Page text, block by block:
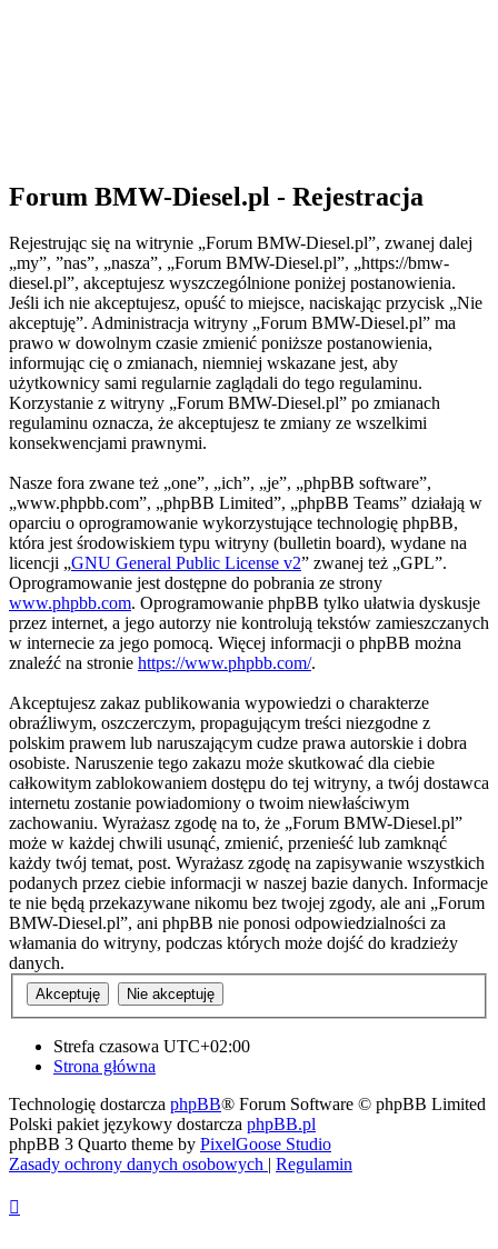
Forum BMW-Diesel.pl - Rejestracja
Rejestrując się na witrynie „Forum BMW-Diesel.pl”, zwanej dalej
„my”, ”nas”, „nasza”, „Forum BMW-Diesel.pl”, „https://bmw-
diesel.pl”, akceptujesz wyszczególnione poniżej postanowienia.
Jeśli ich nie akceptujesz, opuść to miejsce, naciskając przycisk „Nie
akceptuję”. Administracja witryny „Forum BMW-Diesel.pl” ma
prawo w dowolnym czasie zmienić poniższe postanowienia,
informując cię o zmianach, niemniej wskazane jest, aby
użytkownicy sami regularnie zaglądali do tego regulaminu.
Korzystanie z witryny „Forum BMW-Diesel.pl” po zmianach
regulaminu oznacza, że akceptujesz te zmiany ze wszelkimi
konsekwencjami prawnymi.
Nasze fora zwane też „one”, „ich”, „je”, „phpBB software”,
„www.phpbb.com”, „phpBB Limited”, „phpBB Teams” działają w
oparciu o oprogramowanie wykorzystujące technologię phpBB,
która jest środowiskiem typu witryny (bulletin board), wydane na
licencji „GNU General Public License v2” zwanej też „GPL”.
Oprogramowanie jest dostępne do pobrania ze strony
www.phpbb.com. Oprogramowanie phpBB tylko ułatwia dyskusje
przez internet, a jego autorzy nie kontrolują tekstów zamieszczanych
w internecie za jego pomocą. Więcej informacji o phpBB można
znaleźć na stronie https://www.phpbb.com/.
Akceptujesz zakaz publikowania wypowiedzi o charakterze
obraźliwym, oszczerczym, propagującym treści niezgodne z
polskim prawem lub naruszającym cudze prawa autorskie i dobra
osobiste. Naruszenie tego zakazu może skutkować dla ciebie
całkowitym zablokowaniem dostępu do tej witryny, a twój dostawca
internetu zostanie powiadomiony o twoim niewłaściwym
zachowaniu. Wyrażasz zgodę na to, że „Forum BMW-Diesel.pl”
może w każdej chwili usunąć, zmienić, przenieść lub zamknąć
każdy twój temat, post. Wyrażasz zgodę na zapisywanie wszystkich
podanych przez ciebie informacji w naszej bazie danych. Informacje
te nie będą przekazywane nikomu bez twojej zgody, ale ani „Forum
BMW-Diesel.pl”, ani phpBB nie ponosi odpowiedzialności za
włamania do witryny, podczas których może dojść do kradzieży
danych.
Strefa czasowa UTC+02:00
Strona główna
Technologię dostarcza phpBB® Forum Software © phpBB Limited
Polski pakiet językowy dostarcza phpBB.pl
phpBB 3 Quarto theme by PixelGoose Studio
Zasady ochrony danych osobowych | Regulamin